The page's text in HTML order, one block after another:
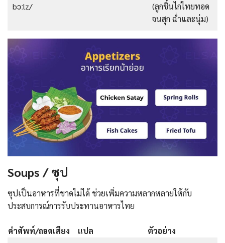
bɔːlz/
(ลูกชิ้นไก่ไทยทอด
จนสุก ฉ่ำและนุ่ม)
Soups / ซุป
ซุปเป็นอาหารที่ขาดไม่ได้ ช่วยเพิ่มความหลากหลายให้กับ
ประสบการณ์การรับประทานอาหารไทย
คำศัพท์/ถอดเสียง แปล
ตัวอย่าง